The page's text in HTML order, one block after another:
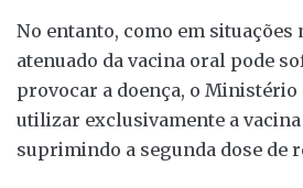
No entanto, como em
atenuado da vacina oral pode
provocar a doença, o Ministério
utilizar exclusivamente a
suprimindo a segunda dose de